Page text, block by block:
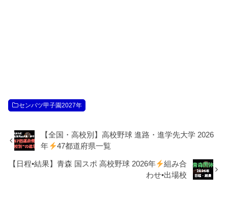
センバツ甲子園2027年
【全国・高校別】高校野球 進路・進学先大学 2026
年
47都道府県一覧
【日程•結果】青森 国スポ 高校野球 2026年
組み合
わせ•出場校